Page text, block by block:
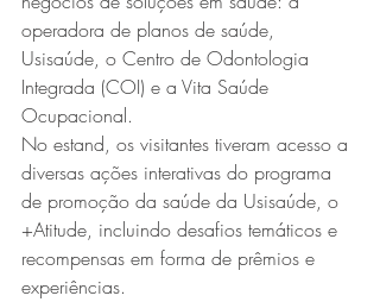
operadora de planos de saúde,
Usisaúde, o Centro de Odontologia
Integrada (COI) e a Vita Saúde
Ocupacional.
No estand, os visitantes tiveram acesso a
diversas ações interativas do programa
de promoção da saúde da Usisaúde, o
+Atitude, incluindo desafios temáticos e
recompensas em forma de prêmios e
experiências.